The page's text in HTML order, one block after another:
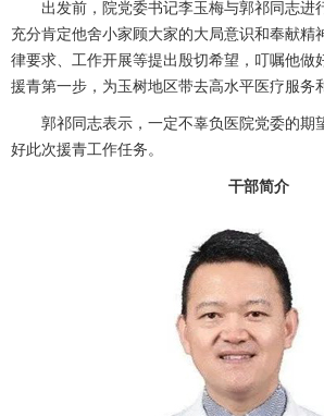
出发前，院党委书记李玉梅与郭祁同志进
充分肯定他舍小家顾大家的大局意识和奉献精
律要求、工作开展等提出殷切希望，叮嘱他做
援青第一步，为玉树地区带去高水平医疗服务
郭祁同志表示，一定不辜负医院党委的期
好此次援青工作任务。
干部简介